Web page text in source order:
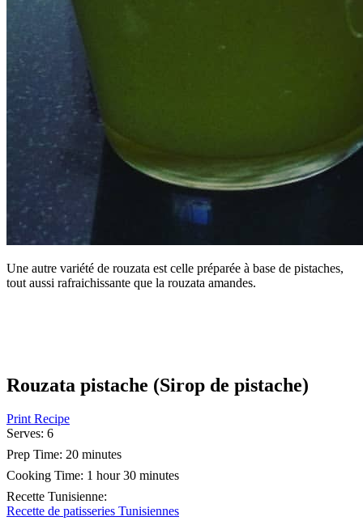
Une autre variété de rouzata est celle préparée à base de pistaches,
tout aussi rafraichissante que la rouzata amandes.
Rouzata pistache (Sirop de pistache)
Print Recipe
Serves: 6
Prep Time: 20 minutes
Cooking Time: 1 hour 30 minutes
Recette Tunisienne:
Recette de patisseries Tunisiennes